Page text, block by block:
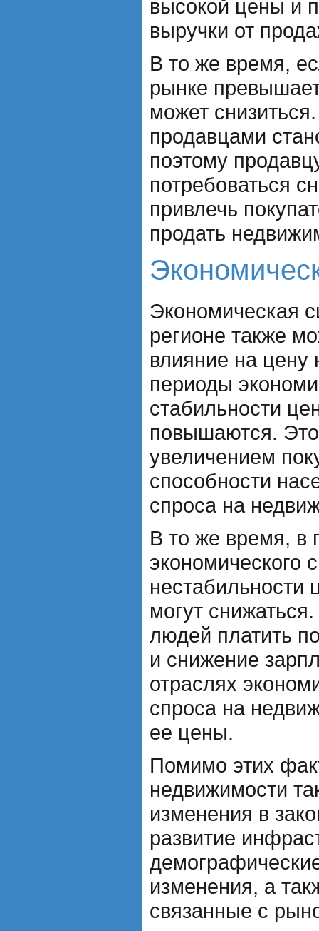
высокой цены и
выручки от
В то же время,
рынке
может
продавцами
поэтому
потребоваться
привлечь
продать
Экономическая
регионе также
влияние на
периоды
стабильности
повышаются.
увеличением
способности
спроса на
В то же время, в
экономического
нестабильности
могут
людей платить
и снижение
отраслях
спроса на
ее цены.
Помимо этих
недвижимости
изменения в
развитие
изменения, а
связанные с